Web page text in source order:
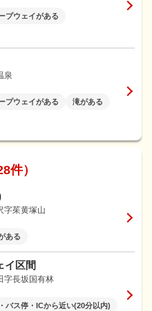
プウェイがある
泉
プウェイがある
滝がある
件）
字茱黄塚山
ある
イ区間
字長坂国有林
バス停・ICから近い(20分以内)